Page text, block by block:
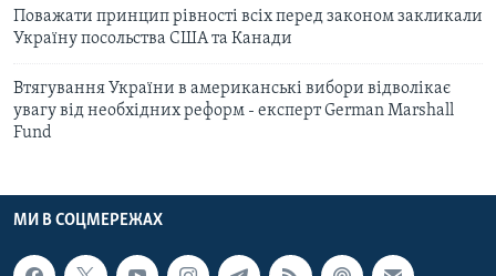
Поважати принцип рівності всіх перед законом закликали
Україну посольства США та Канади
Втягування України в американські вибори відволікає
увагу від необхідних реформ - експерт German Marshall
Fund
МИ В СОЦМЕРЕЖАХ